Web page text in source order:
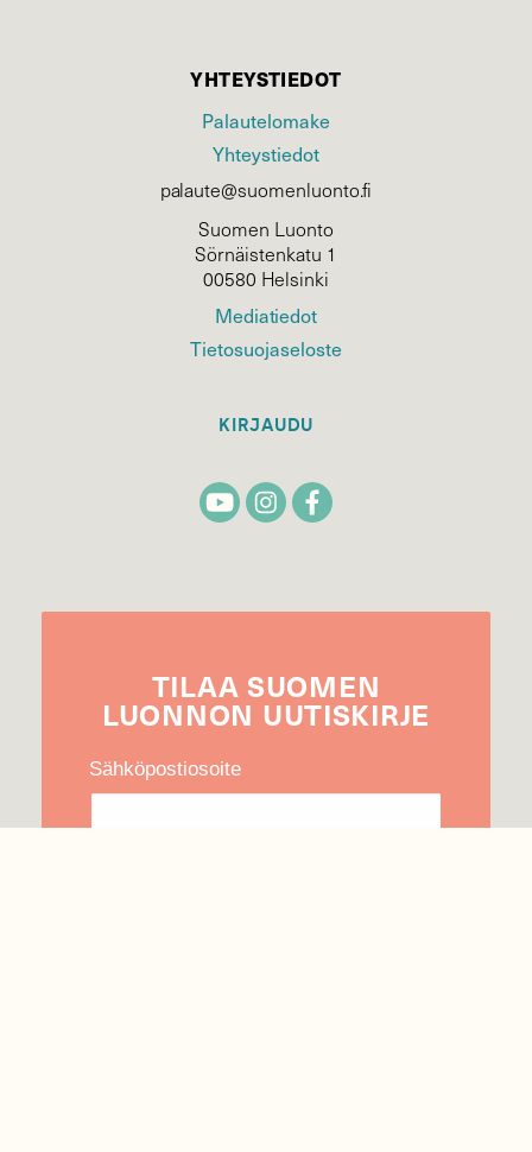
YHTEYSTIEDOT
Palautelomake
Yhteystiedot
palaute@suomenluonto.fi
Suomen Luonto
Sörnäistenkatu 1
00580 Helsinki
Mediatiedot
Tietosuojaseloste
KIRJAUDU
TILAA SUOMEN
LUONNON UUTIS­KIRJE
Sähköpostiosoite